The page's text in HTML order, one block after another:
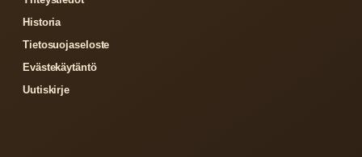
Historia
Tietosuojaseloste
Evästekäytäntö
Uutiskirje